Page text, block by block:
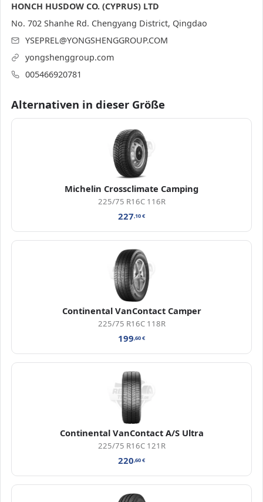
HONCH HUSDOW CO. (CYPRUS) LTD
No. 702 Shanhe Rd. Chengyang District, Qingdao
YSEPREL@YONGSHENGGROUP.COM
yongshenggroup.com
005466920781
Alternativen in dieser Größe
Michelin Crossclimate Camping
225/75 R16C 116R
227,10€
Continental VanContact Camper
225/75 R16C 118R
199,60€
Continental VanContact A/S Ultra
225/75 R16C 121R
220,60€